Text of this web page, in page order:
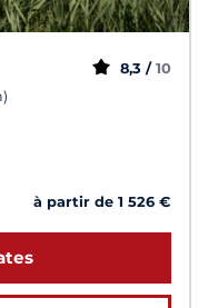
8,3 / 10
à partir de 1 526 €